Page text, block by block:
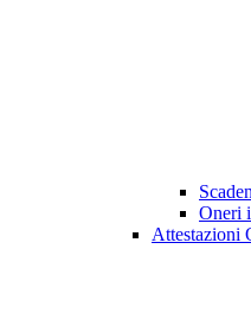
Oneri
Attestazioni